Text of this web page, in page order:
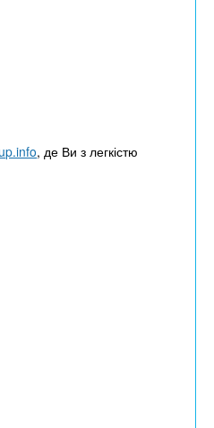
, де Ви з легкістю